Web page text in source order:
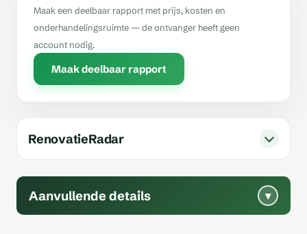
Maak een deelbaar rapport met prijs, kosten en
onderhandelingsruimte — de ontvanger heeft geen
account nodig.
Maak deelbaar rapport
RenovatieRadar
Aanvullende details ▾